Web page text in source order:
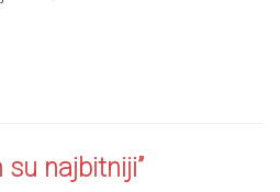
su najbitniji”